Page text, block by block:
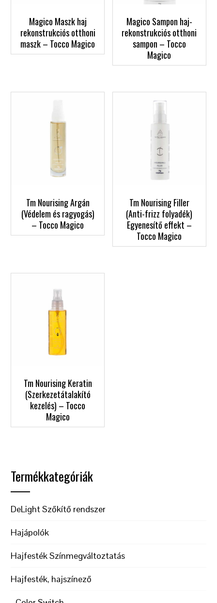
Magico Maszk haj
rekonstrukciós otthoni
maszk – Tocco Magico
Magico Sampon haj-
rekonstrukciós otthoni
sampon – Tocco
Magico
Tm Nourising Argán
(Védelem és ragyogás)
– Tocco Magico
Tm Nourising Filler
(Anti-frizz folyadék)
Egyenesítő effekt –
Tocco Magico
Tm Nourising Keratin
(Szerkezetátalakító
kezelés) – Tocco
Magico
Termékkategóriák
DeLight Szőkítő rendszer
Hajápolók
Hajfesték Színmegváltoztatás
Hajfesték, hajszínező